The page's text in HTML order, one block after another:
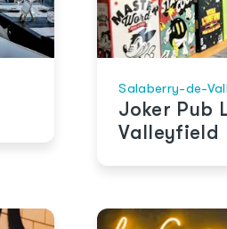
Salaberry-de-
Joker Pub
Valleyfield